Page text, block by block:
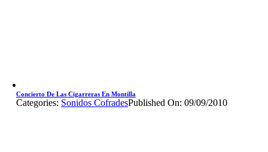
Concierto De Las Cigarreras En Montilla
Categories: Sonidos CofradesPublished On: 09/09/2010